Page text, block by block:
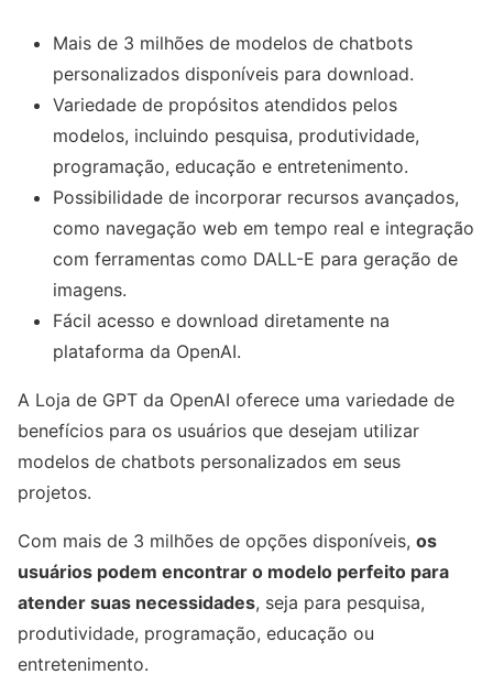
Mais de 3 milhões de modelos de chatbots
personalizados disponíveis para download.
Variedade de propósitos atendidos pelos
modelos, incluindo pesquisa, produtividade,
programação, educação e entretenimento.
Possibilidade de incorporar recursos avançados,
como navegação web em tempo real e integração
com ferramentas como DALL-E para geração de
imagens.
Fácil acesso e download diretamente na
plataforma da OpenAI.
A Loja de GPT da OpenAI oferece uma variedade de
benefícios para os usuários que desejam utilizar
modelos de chatbots personalizados em seus
projetos.
Com mais de 3 milhões de opções disponíveis, os
usuários podem encontrar o modelo perfeito para
atender suas necessidades, seja para pesquisa,
produtividade, programação, educação ou
entretenimento.